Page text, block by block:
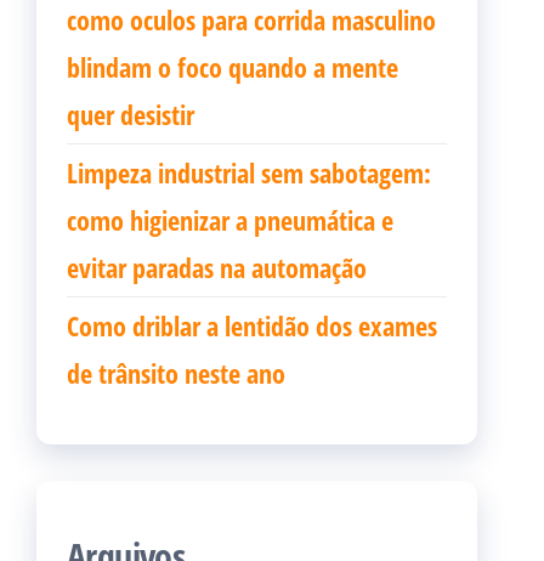
como oculos para corrida masculino
blindam o foco quando a mente
quer desistir
Limpeza industrial sem sabotagem:
como higienizar a pneumática e
evitar paradas na automação
Como driblar a lentidão dos exames
de trânsito neste ano